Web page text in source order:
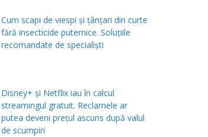
Cum scapi de viespi și țânțari din curte
fără insecticide puternice. Soluțiile
recomandate de specialiști
Disney+ și Netflix iau în calcul
streamingul gratuit. Reclamele ar
putea deveni prețul ascuns după valul
de scumpiri